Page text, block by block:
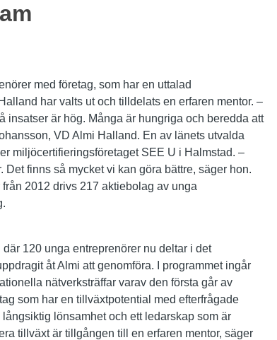
med företag, som har en uttalad
har valts ut och tilldelats en erfaren mentor. –
insatser är hög. Många är hungriga och beredda att
VD Almi Halland. En av länets utvalda
miljöcertifieringsföretaget SEE U i Halmstad. –
finns så mycket vi kan göra bättre, säger hon.
2012 drivs 217 aktiebolag av unga
120 unga entreprenörer nu deltar i det
åt Almi att genomföra. I programmet ingår
nätverksträffar varav den första går av
som har en tillväxtpotential med efterfrågade
lönsamhet och ett ledarskap som är
tillväxt är tillgången till en erfaren mentor, säger